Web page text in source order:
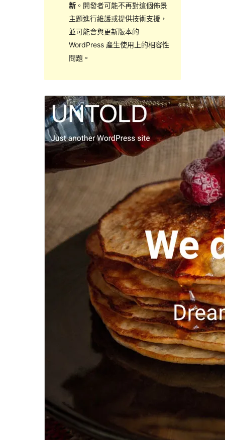
新。開發者可能不再對這個佈景
主題進行維護或提供技術支援，
並可能會與更新版本的
WordPress 產生使用上的相容性
問題。